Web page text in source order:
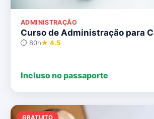
ADMINISTRAÇÃO
Curso de Administração para
⏱ 80h★ 4.5
Incluso no passaporte
GRATUITO